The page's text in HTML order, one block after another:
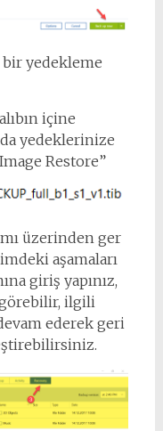
bir yedekleme
içine
yedeklerinize
Restore”
üzerinden ger
aşamaları
giriş yapınız,
ilgili
ederek geri